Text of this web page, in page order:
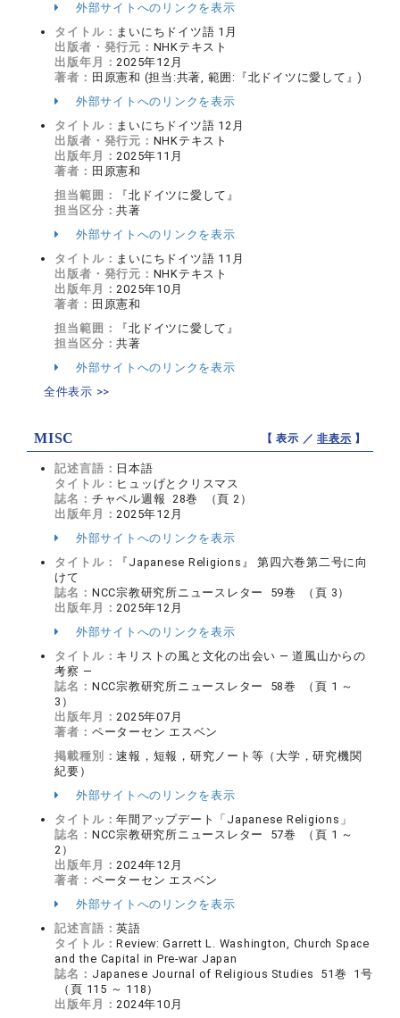
外部サイトへのリンクを表示
タイトル： まいにちドイツ語 1月
出版者・発行元： NHKテキスト
出版年月：2025年12月
著者： 田原憲和 (担当:共著, 範囲:『北ドイツに愛して』)
外部サイトへのリンクを表示
タイトル： まいにちドイツ語 12月
出版者・発行元： NHKテキスト
出版年月：2025年11月
著者： 田原憲和
担当範囲：
『北ドイツに愛して』
担当区分：共著
外部サイトへのリンクを表示
タイトル： まいにちドイツ語 11月
出版者・発行元： NHKテキスト
出版年月：2025年10月
著者： 田原憲和
担当範囲：
『北ドイツに愛して』
担当区分：共著
外部サイトへのリンクを表示
全件表示 >>
MISC 【 表示 ／非表示 】
記述言語： 日本語
タイトル： ヒュッげとクリスマス
誌名： チャペル週報 28巻 （頁 2）
出版年月：2025年12月
外部サイトへのリンクを表示
タイトル：
『Japanese Religions』 第四六巻第二号に向
けて
誌名： NCC宗教研究所ニュースレター 59巻 （頁 3）
出版年月：2025年12月
外部サイトへのリンクを表示
タイトル： キリストの風と文化の出会い ― 道風山からの
考察 ―
誌名： NCC宗教研究所ニュースレター 58巻 （頁 1 ～
3）
出版年月：2025年07月
著者： ペーターセン エスベン
掲載種別：速報，短報，研究ノート等（大学，研究機関
紀要）
外部サイトへのリンクを表示
タイトル：年間アップデート「Japanese Religions」
誌名： NCC宗教研究所ニュースレター 57巻 （頁 1 ～
2）
出版年月：2024年12月
著者： ペーターセン エスベン
外部サイトへのリンクを表示
記述言語：英語
タイトル：Review: Garrett L. Washington, Church Space
and the Capital in Pre-war Japan
誌名： Japanese Journal of Religious Studies 51巻 1号
（頁 115 ～ 118）
出版年月：2024年10月